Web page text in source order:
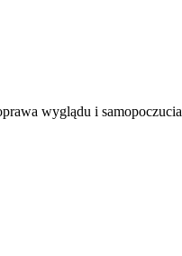
wyglądu i samopoczucia